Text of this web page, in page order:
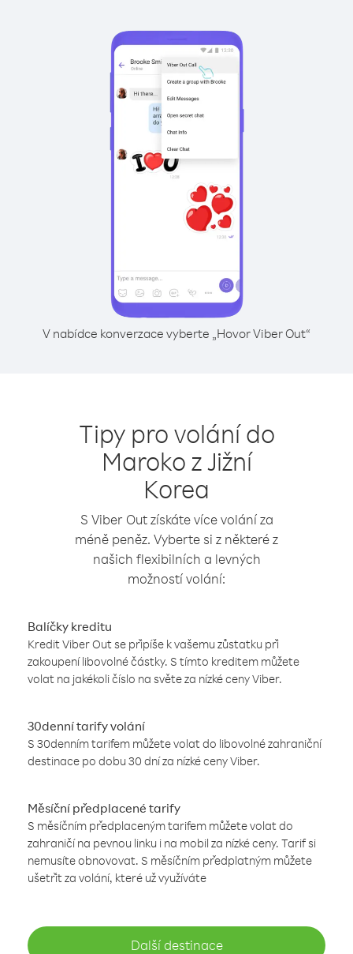
V nabídce konverzace vyberte „Hovor Viber Out“
Tipy pro volání do
Maroko z Jižní
Korea
S Viber Out získáte více volání za
méně peněz. Vyberte si z některé z
našich flexibilních a levných
možností volání:
Balíčky kreditu
Kredit Viber Out se připíše k vašemu zůstatku při
zakoupení libovolné částky. S tímto kreditem můžete
volat na jakékoli číslo na světe za nízké ceny Viber.
30denní tarify volání
S 30denním tarifem můžete volat do libovolné zahraniční
destinace po dobu 30 dní za nízké ceny Viber.
Měsíční předplacené tarify
S měsíčním předplaceným tarifem můžete volat do
zahraničí na pevnou linku i na mobil za nízké ceny. Tarif si
nemusíte obnovovat. S měsíčním předplatným můžete
ušetřit za volání, které už využíváte
Další destinace